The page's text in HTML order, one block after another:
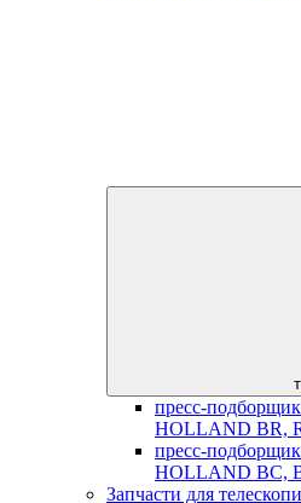
пресс-
HOLLAND BR,
пресс-
HOLLAND BC,
Запчасти для